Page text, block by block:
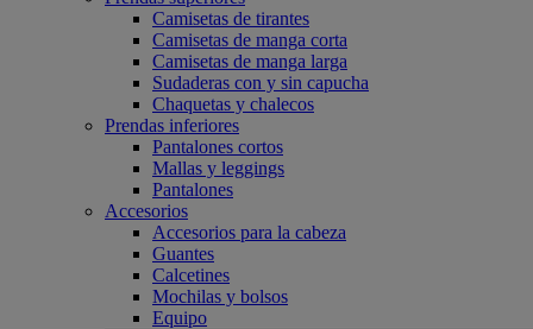
Camisetas de tirantes
Camisetas de manga corta
Camisetas de manga larga
Sudaderas con y sin capucha
Chaquetas y chalecos
Prendas inferiores
Pantalones cortos
Mallas y leggings
Pantalones
Accesorios
Accesorios para la cabeza
Guantes
Calcetines
Mochilas y bolsos
Equipo